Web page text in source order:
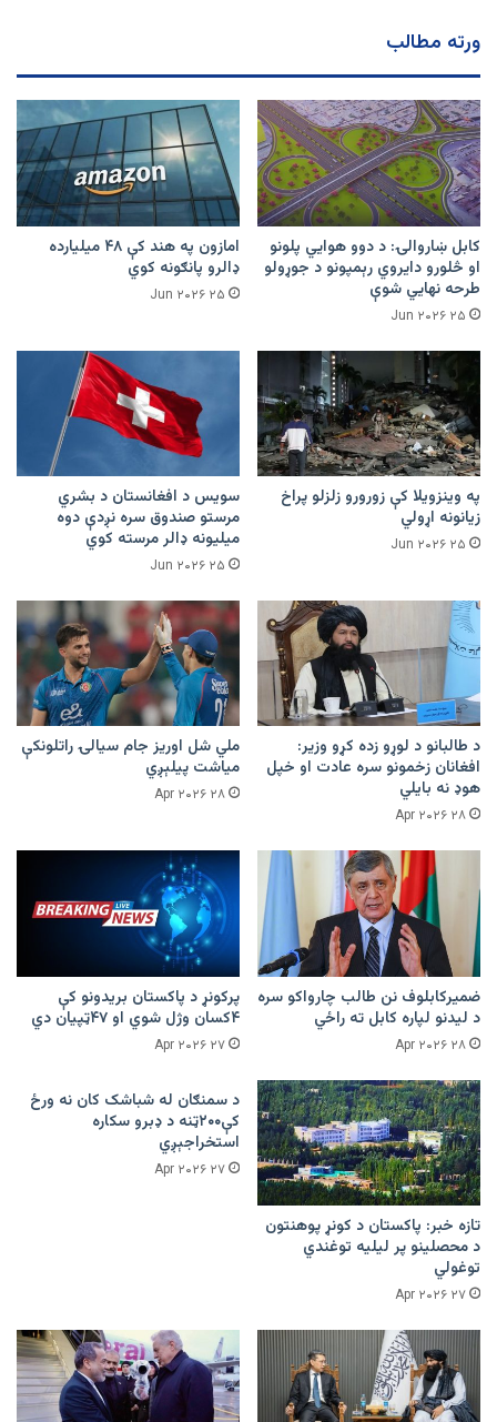
محدودیتونو
اندېښمن
کړي
ورته مطالب
کابل ښاروالۍ: د دوو هوايي پلونو
او څلورو دایروي رېمپونو د جوړولو
طرحه نهایي شوې
۲۵ Jun ۲۰۲۶
امازون په هند کې ۴۸ میلیارده
ډالرو پانګونه کوي
۲۵ Jun ۲۰۲۶
په وینزویلا کې زورورو زلزلو پراخ
زیانونه اړولي
۲۵ Jun ۲۰۲۶
سویس د افغانستان د بشري
مرستو صندوق سره نږدې دوه
میلیونه ډالر مرسته کوي
۲۵ Jun ۲۰۲۶
د طالبانو د لوړو زده کړو وزیر:
افغانان زخمونو سره عادت او خپل
هوډ نه بایلي
۲۸ Apr ۲۰۲۶
ملي شل اوریز جام سیالۍ راتلونکې
میاشت پیلېږي
۲۸ Apr ۲۰۲۶
ضمیرکابلوف نن طالب چارواکو سره
د لیدنو لپاره کابل ته راځي
۲۸ Apr ۲۰۲۶
پرکونړ د پاکستان بریدونو کې
۴کسان وژل شوي او ۴۷ټپیان دي
۲۷ Apr ۲۰۲۶
تازه خبر: پاکستان د کونړ پوهنتون
د محصلینو پر لیلیه توغندي
توغولي
۲۷ Apr ۲۰۲۶
د سمنګان له شباشک کان نه ورځ
کې۲۰۰ټنه د ډبرو سکاره
استخراجېږي
۲۷ Apr ۲۰۲۶